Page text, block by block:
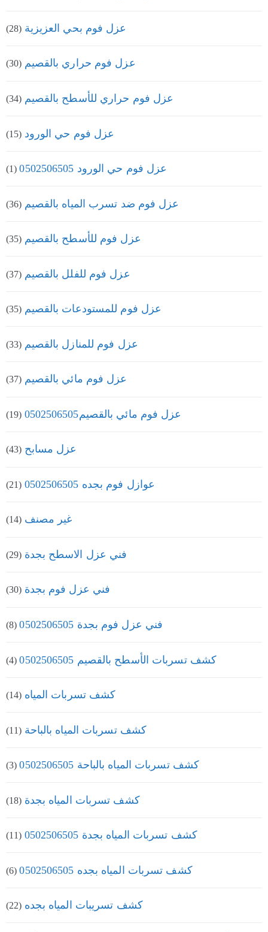
عزل فوم بحي العزيزية (28)
عزل فوم حراري بالقصيم (30)
عزل فوم حراري للأسطح بالقصيم (34)
عزل فوم حي الورود (15)
عزل فوم حي الورود 0502506505 (1)
عزل فوم ضد تسرب المياه بالقصيم (36)
عزل فوم للأسطح بالقصيم (35)
عزل فوم للفلل بالقصيم (37)
عزل فوم للمستودعات بالقصيم (35)
عزل فوم للمنازل بالقصيم (33)
عزل فوم مائي بالقصيم (37)
عزل فوم مائي بالقصيم0502506505 (19)
عزل مسابح (43)
عوازل فوم بجده 0502506505 (21)
غير مصنف (14)
فني عزل الاسطح بجدة (29)
فني عزل فوم بجدة (30)
فني عزل فوم بجدة 0502506505 (8)
كشف تسربات الأسطح بالقصيم 0502506505 (4)
كشف تسربات المياه (14)
كشف تسربات المياه بالباحة (11)
كشف تسربات المياه بالباحة 0502506505 (3)
كشف تسربات المياه بجدة (18)
كشف تسربات المياه بجدة 0502506505 (11)
كشف تسربات المياه بجده 0502506505 (6)
كشف تسريبات المياه بجده (22)